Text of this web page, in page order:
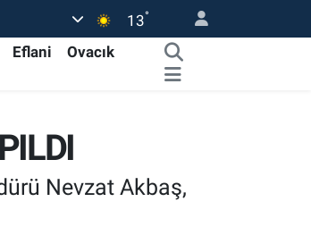
13°
Eflani
Ovacık
Nevzat Akbaş,